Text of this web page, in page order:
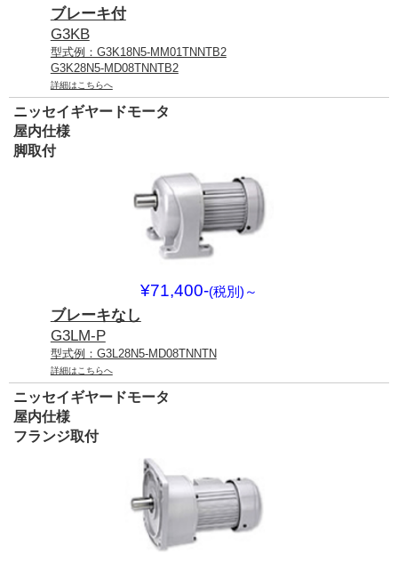
ブレーキ付
G3KB
型式例：G3K18N5-MM01TNNTB2
G3K28N5-MD08TNNTB2
詳細はこちらへ
ニッセイギヤードモータ
屋内仕様
脚取付
¥71,400-(税別) ～
ブレーキなし
G3LM-P
型式例：G3L28N5-MD08TNNTN
詳細はこちらへ
ニッセイギヤードモータ
屋内仕様
フランジ取付